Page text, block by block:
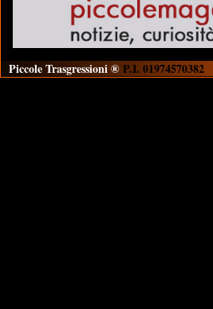
Piccole Trasgressioni ® P.I. 01974570382